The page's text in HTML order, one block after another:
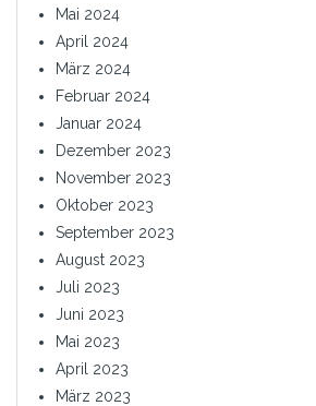
Mai 2024
April 2024
März 2024
Februar 2024
Januar 2024
Dezember 2023
November 2023
Oktober 2023
September 2023
August 2023
Juli 2023
Juni 2023
Mai 2023
April 2023
März 2023